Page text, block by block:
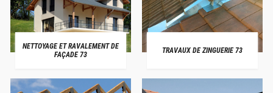
NETTOYAGE ET RAVALEMENT DE
FAÇADE 73
TRAVAUX DE ZINGUERIE 73